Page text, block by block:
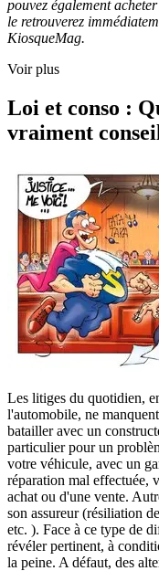
pouvez également acheter
le retrouverez
KiosqueMag.
Voir plus
Loi et conso :
vraiment
Les litiges du quotidien,
l'automobile, ne
batailler avec un
particulier pour un
votre véhicule, avec un
réparation mal effectuée,
achat ou d'une vente.
son assureur (résiliation
etc. ). Face à ce type de
révéler pertinent, à
la peine. A défaut, des